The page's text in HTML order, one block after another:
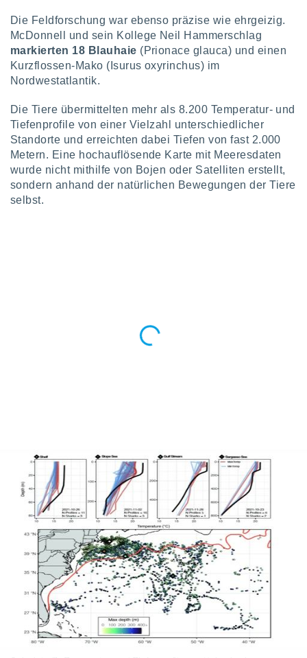
und der
von
1199
Die Feldforschung war ebenso präzise wie ehrgeizig.
McDonnell und sein Kollege Neil Hammerschlag
markierten 18 Blauhaie (Prionace glauca) und einen
Kurzflossen-Mako (Isurus oxyrinchus) im
Nordwestatlantik.
Die Tiere übermittelten mehr als 8.200 Temperatur- und
Tiefenprofile von einer Vielzahl unterschiedlicher
Standorte und erreichten dabei Tiefen von fast 2.000
Metern. Eine hochauflösende Karte mit Meeresdaten
wurde nicht mithilfe von Bojen oder Satelliten erstellt,
sondern anhand der natürlichen Bewegungen der Tiere
selbst.